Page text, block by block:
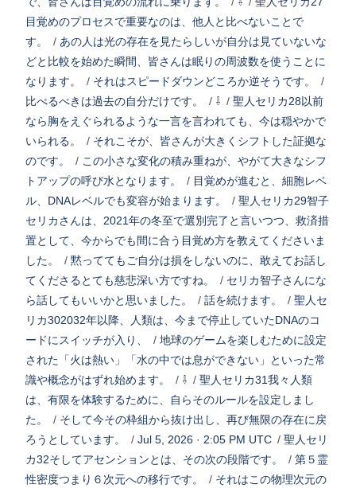
目覚めのプロセスで重要なのは、他人と比べないことで
す。
/ あの人は光の存在を見たらしいが自分は見ていないな
どと比較を始めた瞬間、皆さんは眠りの周波数を使うことに
なります。
/ それはスピードダウンどころか逆そうです。
/
比べるべきは過去の自分だけです。
/ ⇩ / 聖人セリカ28以前
なら胸をえぐられるような一言を言われても、今は穏やかで
いられる。
/ それこそが、皆さんが大きくシフトした証拠な
のです。
/ この小さな変化の積み重ねが、やがて大きなシフ
トアップの呼び水となります。
/ 目覚めが進むと、細胞レベ
ル、DNAレベルでも変容が始まります。
/ 聖人セリカ29智子
セリカさんは、2021年の冬至で選別完了と言いつつ、救済措
置として、今からでも間に合う目覚め方を教えてくださいま
した。
/ 黙っててもご自分は損をしないのに、敢えてお話し
てくださるとても慈悲深い方ですね。
/ セリカ智子さんにな
ら話してもいいかと思いました。
/ 話を続けます。 / 聖人セ
リカ302032年以降、人類は、今まで停止していたDNAのコ
ードにスイッチが入り、
/ 地球のゲームを楽しむために設定
された「火は熱い」「水の中では息ができない」といった常
識や概念がはずれ始めます。
/ ⇩ / 聖人セリカ31我々人類
は、有限を体験するために、自らそのルールを設定しまし
た。
/ そして今その枠組から抜け出し、再び無限の存在に戻
ろうとしています。
/ Jul 5, 2026 · 2:05 PM UTC / 聖人セリ
カ32そしてアセンションとは、その次の段階です。
/ 第５霊
性密度つまり６次元への移行です。
/ それはこの物理次元の